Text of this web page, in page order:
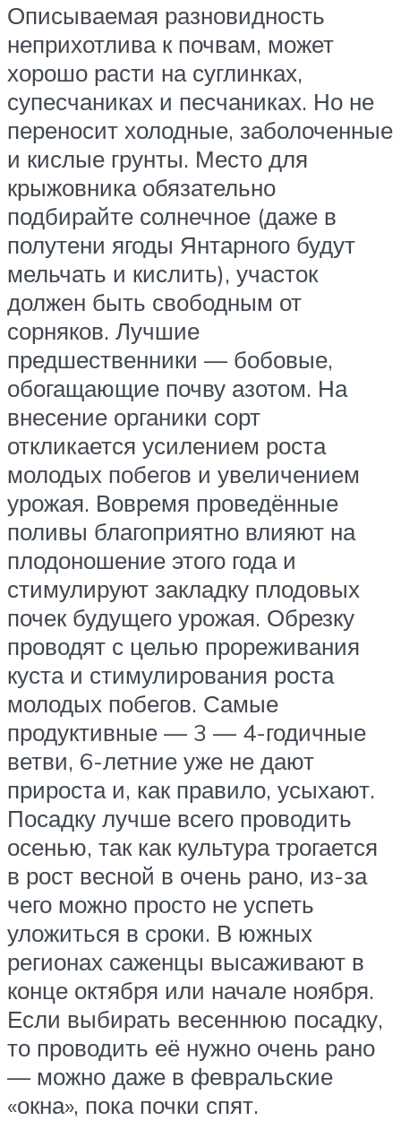
Описываемая разновидность
неприхотлива к почвам, может
хорошо расти на суглинках,
супесчаниках и песчаниках. Но не
переносит холодные, заболоченные
и кислые грунты. Место для
крыжовника обязательно
подбирайте солнечное (даже в
полутени ягоды Янтарного будут
мельчать и кислить), участок
должен быть свободным от
сорняков. Лучшие
предшественники — бобовые,
обогащающие почву азотом. На
внесение органики сорт
откликается усилением роста
молодых побегов и увеличением
урожая. Вовремя проведённые
поливы благоприятно влияют на
плодоношение этого года и
стимулируют закладку плодовых
почек будущего урожая. Обрезку
проводят с целью прореживания
куста и стимулирования роста
молодых побегов. Самые
продуктивные — 3 — 4-годичные
ветви, 6-летние уже не дают
прироста и, как правило, усыхают.
Посадку лучше всего проводить
осенью, так как культура трогается
в рост весной в очень рано, из-за
чего можно просто не успеть
уложиться в сроки. В южных
регионах саженцы высаживают в
конце октября или начале ноября.
Если выбирать весеннюю посадку,
то проводить её нужно очень рано
— можно даже в февральские
«окна», пока почки спят.